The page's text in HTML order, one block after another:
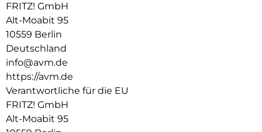
Kommunikationsangebot.
Innovatives Wi-Fi 6 (WLAN AX) für ein Mesh-Heimnetz mit
vielen WLAN-Endgeräten:
Der neue Standard Wi-Fi 6 (WLAN AX) trägt der stetig
wachsenden Zahl an WLAN-Geräten Rechnung. Durch
Verringerung der Latenzzeiten und neues
Modulationsverfahren OFDMA mit QAM-1024 sorgt Wi-Fi 6
(WLAN AX) für einen schnellen und stabilen Datenfluss.
Insgesamt steht eine Bandbreite von 1.800 MBit/s im 5-
GHzBand und 600 MBit/s im 2,4-GHz-Band für viele parallele
FRITZ! GmbH
Alt-Moabit 95
10559 Berlin
Deutschland
info@avm.de
https://avm.de
Verantwortliche für die EU
FRITZ! GmbH
Alt-Moabit 95